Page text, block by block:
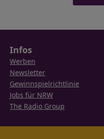
Infos
Werben
Newsletter
Gewinnspielrichtlinie
Jobs für NRW
The Radio Group